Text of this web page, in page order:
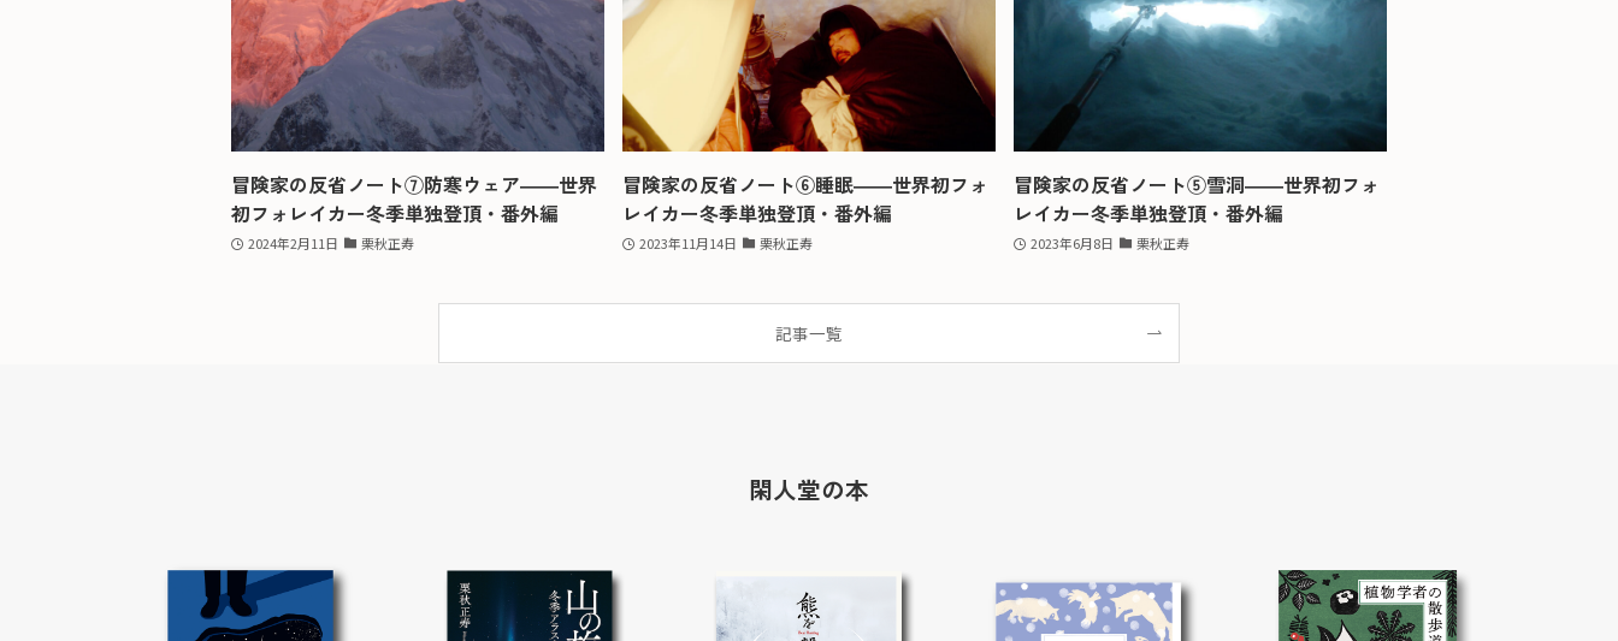
冒険家の反省ノート⑦防寒ウェア――世界
初フォレイカー冬季単独登頂・番外編
2024年2月11日 栗秋正寿
冒険家の反省ノート⑥睡眠――世界初フォ
レイカー冬季単独登頂・番外編
2023年11月14日 栗秋正寿
冒険家の反省ノート⑤雪洞――世界初フォ
レイカー冬季単独登頂・番外編
2023年6月8日 栗秋正寿
記事一覧
閑人堂の本